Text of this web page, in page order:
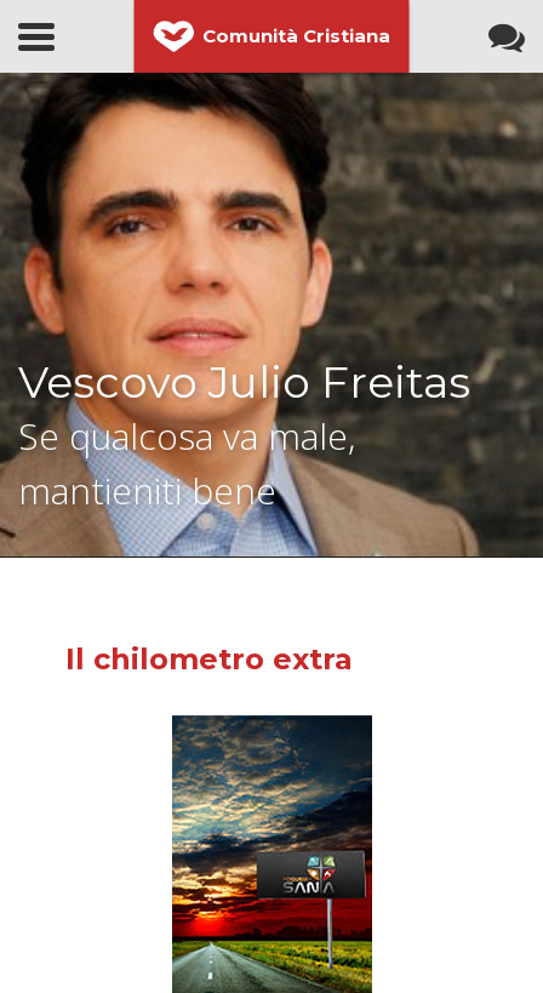
Comunità Cristiana
Vescovo Julio Freitas
Se qualcosa va male,
mantieniti bene
Il chilometro extra